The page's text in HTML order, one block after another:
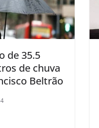
de 35.5
de chuva
Beltrão